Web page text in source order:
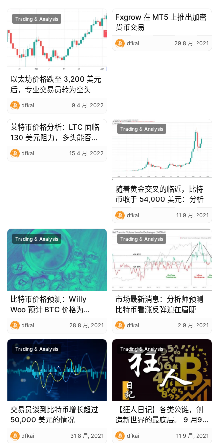
Trading & Analysis
以太坊价格跌至 3,200 美元
后，专业交易员转为空头
dfkai 9 4 月, 2022
Trading & Analysis
Fxgrow 在 MT5 上推出加密
货币交易
dfkai 29 8 月, 2021
Trading & Analysis
莱特币价格分析：LTC 面临
130 美元阻力，多头能否突
破？
dfkai 15 4 月, 2022
Trading & Analysis
随着黄金交叉的临近，比特
币收于 54,000 美元：分析
dfkai 11 9 月, 2021
Trading & Analysis
比特币价格预测：Willy
Woo 预计 BTC 价格为
157,000 美元
dfkai 28 8 月, 2021
Trading & Analysis
市场最新消息：分析师预测
比特币看涨反弹迫在眉睫
dfkai 2 9 月, 2021
Trading & Analysis
交易员谈到比特币增长超过
50,000 美元的情况
dfkai 31 8 月, 2021
Trading & Analysis
【狂人日记】各类公链，创
造新世界的最底层。 9 月9
日行情分析
dfkai 11 9 月, 2021